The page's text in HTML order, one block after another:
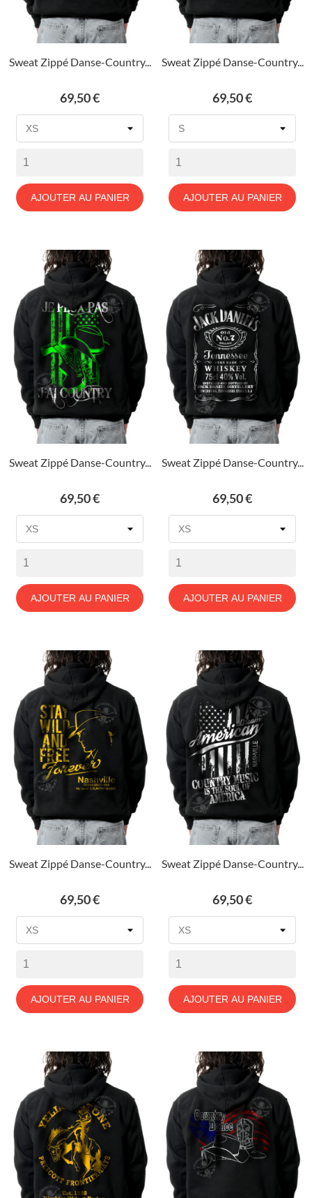
Sweat Zippé Danse-Country...
Prix
69,50 €
AJOUTER AU PANIER
Sweat Zippé Danse-Country...
Prix
69,50 €
AJOUTER AU PANIER
Sweat Zippé Danse-Country...
Prix
69,50 €
AJOUTER AU PANIER
Sweat Zippé Danse-Country...
Prix
69,50 €
AJOUTER AU PANIER
Sweat Zippé Danse-Country...
Prix
69,50 €
AJOUTER AU PANIER
Sweat Zippé Danse-Country...
Prix
69,50 €
AJOUTER AU PANIER